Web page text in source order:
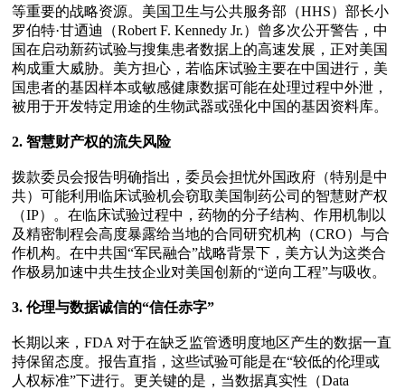
等重要的战略资源。美国卫生与公共服务部（HHS）部长小
罗伯特·甘迺迪（Robert F. Kennedy Jr.）曾多次公开警告，中
国在启动新药试验与搜集患者数据上的高速发展，正对美国
构成重大威胁。美方担心，若临床试验主要在中国进行，美
国患者的基因样本或敏感健康数据可能在处理过程中外泄，
被用于开发特定用途的生物武器或强化中国的基因资料库。
2. 智慧财产权的流失风险
拨款委员会报告明确指出，委员会担忧外国政府（特别是中
共）可能利用临床试验机会窃取美国制药公司的智慧财产权
（IP）。在临床试验过程中，药物的分子结构、作用机制以
及精密制程会高度暴露给当地的合同研究机构（CRO）与合
作机构。在中共国“军民融合”战略背景下，美方认为这类合
作极易加速中共生技企业对美国创新的“逆向工程”与吸收。
3. 伦理与数据诚信的“信任赤字”
长期以来，FDA 对于在缺乏监管透明度地区产生的数据一直
持保留态度。报告直指，这些试验可能是在“较低的伦理或
人权标准”下进行。更关键的是，当数据真实性（Data